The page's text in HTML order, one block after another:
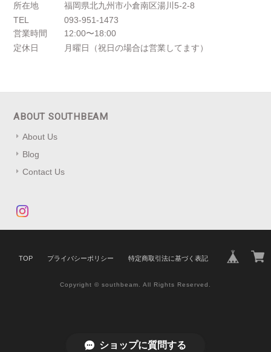
所在地
福岡県北九州市小倉南区湯川5-2-8
TEL
093-951-1473
営業時間
12:00〜18:00
定休日
月曜日（祝日の場合は営業してます）
ABOUT SOUTHBEAM
About Us
Blog
Contact Us
TOP プライバシーポリシー 特定商取引法に基づく表記
Copyright © southbeam. All Rights Reserved.
ショップに質問する